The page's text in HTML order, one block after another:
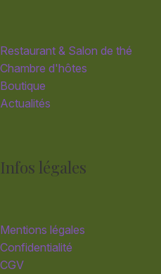
Restaurant & Salon de thé
Chambre d'hôtes
Boutique
Actualités
Infos légales
Mentions légales
Confidentialité
CGV